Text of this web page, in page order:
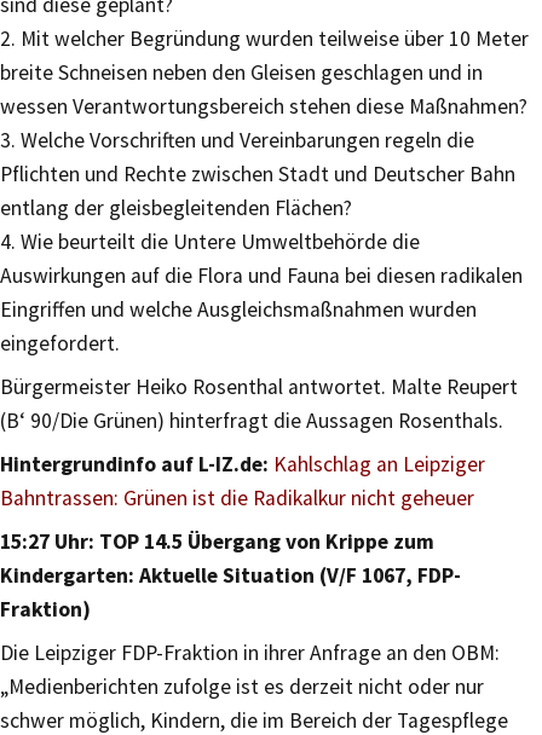
2. Mit welcher Begründung wurden teilweise über 10 Meter
breite Schneisen neben den Gleisen geschlagen und in
wessen Verantwortungsbereich stehen diese Maßnahmen?
3. Welche Vorschriften und Vereinbarungen regeln die
Pflichten und Rechte zwischen Stadt und Deutscher Bahn
entlang der gleisbegleitenden Flächen?
4. Wie beurteilt die Untere Umweltbehörde die
Auswirkungen auf die Flora und Fauna bei diesen radikalen
Eingriffen und welche Ausgleichsmaßnahmen wurden
eingefordert.
Bürgermeister Heiko Rosenthal antwortet. Malte Reupert
(B‘ 90/Die Grünen) hinterfragt die Aussagen Rosenthals.
Hintergrundinfo auf L-IZ.de: Kahlschlag an Leipziger
Bahntrassen: Grünen ist die Radikalkur nicht geheuer
15:27 Uhr: TOP 14.5 Übergang von Krippe zum
Kindergarten: Aktuelle Situation (V/F 1067, FDP-
Fraktion)
Die Leipziger FDP-Fraktion in ihrer Anfrage an den OBM:
„Medienberichten zufolge ist es derzeit nicht oder nur
schwer möglich, Kindern, die im Bereich der Tagespflege